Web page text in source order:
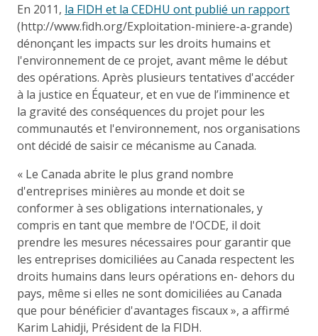
En 2011, la FIDH et la CEDHU ont publié un rapport
(http://www.fidh.org/Exploitation-miniere-a-grande)
dénonçant les impacts sur les droits humains et
l'environnement de ce projet, avant même le début
des opérations. Après plusieurs tentatives d'accéder
à la justice en Équateur, et en vue de l’imminence et
la gravité des conséquences du projet pour les
communautés et l'environnement, nos organisations
ont décidé de saisir ce mécanisme au Canada.
« Le Canada abrite le plus grand nombre
d'entreprises minières au monde et doit se
conformer à ses obligations internationales, y
compris en tant que membre de l'OCDE, il doit
prendre les mesures nécessaires pour garantir que
les entreprises domiciliées au Canada respectent les
droits humains dans leurs opérations en- dehors du
pays, même si elles ne sont domiciliées au Canada
que pour bénéficier d'avantages fiscaux », a affirmé
Karim Lahidji, Président de la FIDH.